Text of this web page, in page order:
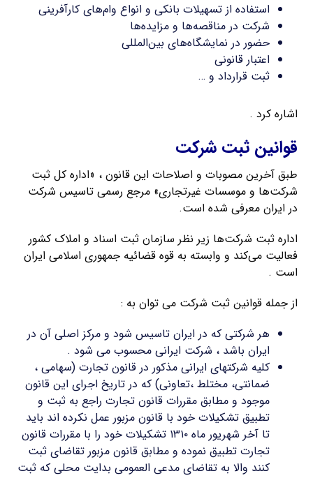
استفاده از تسهیلات بانکی و انواع وام‌های کارآفرینی
شرکت در مناقصه‌ها و مزایده‌ها
حضور در نمایشگاه‌های بین‌المللی
اعتبار قانونی
ثبت قرارداد و …
اشاره کرد .
قوانین ثبت شرکت
طبق آخرین مصوبات و اصلاحات این قانون ، «اداره کل ثبت
شرکت‌ها و موسسات غیرتجاری» مرجع رسمی تاسیس شرکت
در ایران معرفی شده است.
اداره ثبت شرکت‌ها زیر نظر سازمان ثبت اسناد و املاک کشور
فعالیت می‌کند و وابسته به قوه قضائیه جمهوری اسلامی ایران
است .
از جمله قوانین ثبت شرکت می توان به :
هر شرکتی که در ایران تاسیس شود و مرکز اصلی آن در
ایران باشد ، شرکت ایرانی محسوب می شود .
کلیه شرکتهای ایرانی مذکور در قانون تجارت (سهامی ،
ضمانتی، مختلط ،تعاونی) که در تاریخ اجرای این قانون
موجود و مطابق مقررات قانون تجارت راجع به ثبت و
تطبیق تشکیلات خود با قانون مزبور عمل نکرده اند باید
تا آخر شهریور ماه ۱۳۱۰ تشکیلات خود را با مقررات قانون
تجارت تطبیق نموده و مطابق قانون مزبور تقاضای ثبت
کنند والا به تقاضای مدعی العمومی بدایت محلی که ثبت